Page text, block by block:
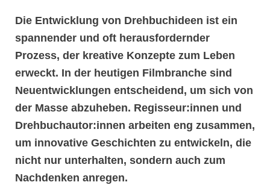
Die Entwicklung von Drehbuchideen ist ein
spannender und oft herausfordernder
Prozess, der kreative Konzepte zum Leben
erweckt. In der heutigen Filmbranche sind
Neuentwicklungen entscheidend, um sich von
der Masse abzuheben. Regisseur:innen und
Drehbuchautor:innen arbeiten eng zusammen,
um innovative Geschichten zu entwickeln, die
nicht nur unterhalten, sondern auch zum
Nachdenken anregen.